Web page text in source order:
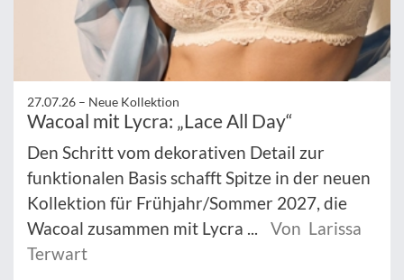
27.07.26 – Neue Kollektion
Wacoal mit Lycra: „Lace All Day“
Den Schritt vom dekorativen Detail zur
funktionalen Basis schafft Spitze in der neuen
Kollektion für Frühjahr/Sommer 2027, die
Wacoal zusammen mit Lycra ...
Von Larissa
Terwart